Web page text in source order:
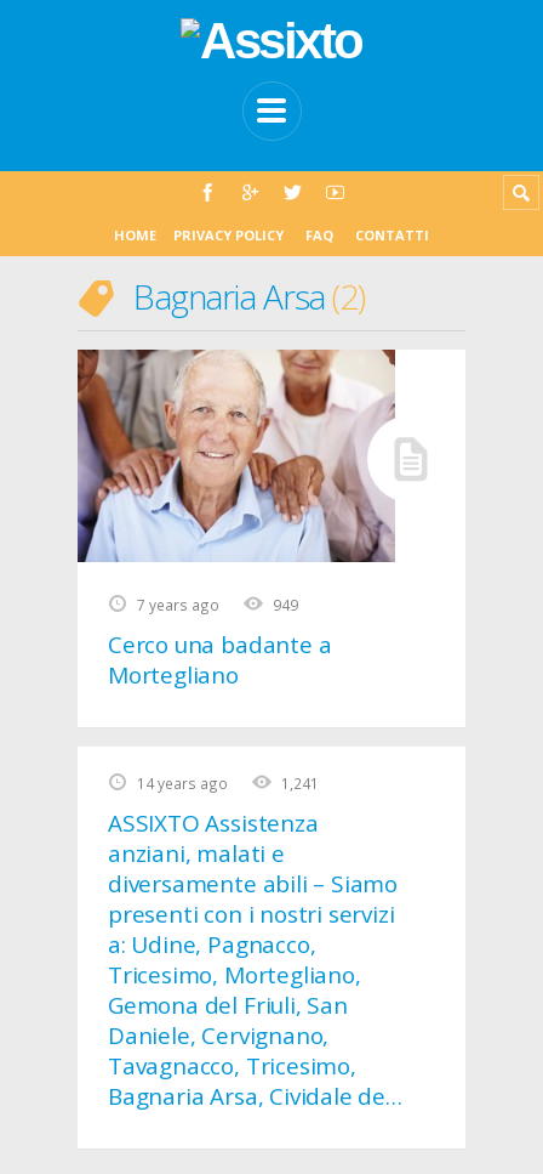
HOME PRIVACY POLICY FAQ CONTATTI
Bagnaria Arsa 2
7 years ago 949
Cerco una badante a
Mortegliano
14 years ago 1,241
ASSIXTO Assistenza
anziani, malati e
diversamente abili – Siamo
presenti con i nostri servizi
a: Udine, Pagnacco,
Tricesimo, Mortegliano,
Gemona del Friuli, San
Daniele, Cervignano,
Tavagnacco, Tricesimo,
Bagnaria Arsa, Cividale del
Aquileia…